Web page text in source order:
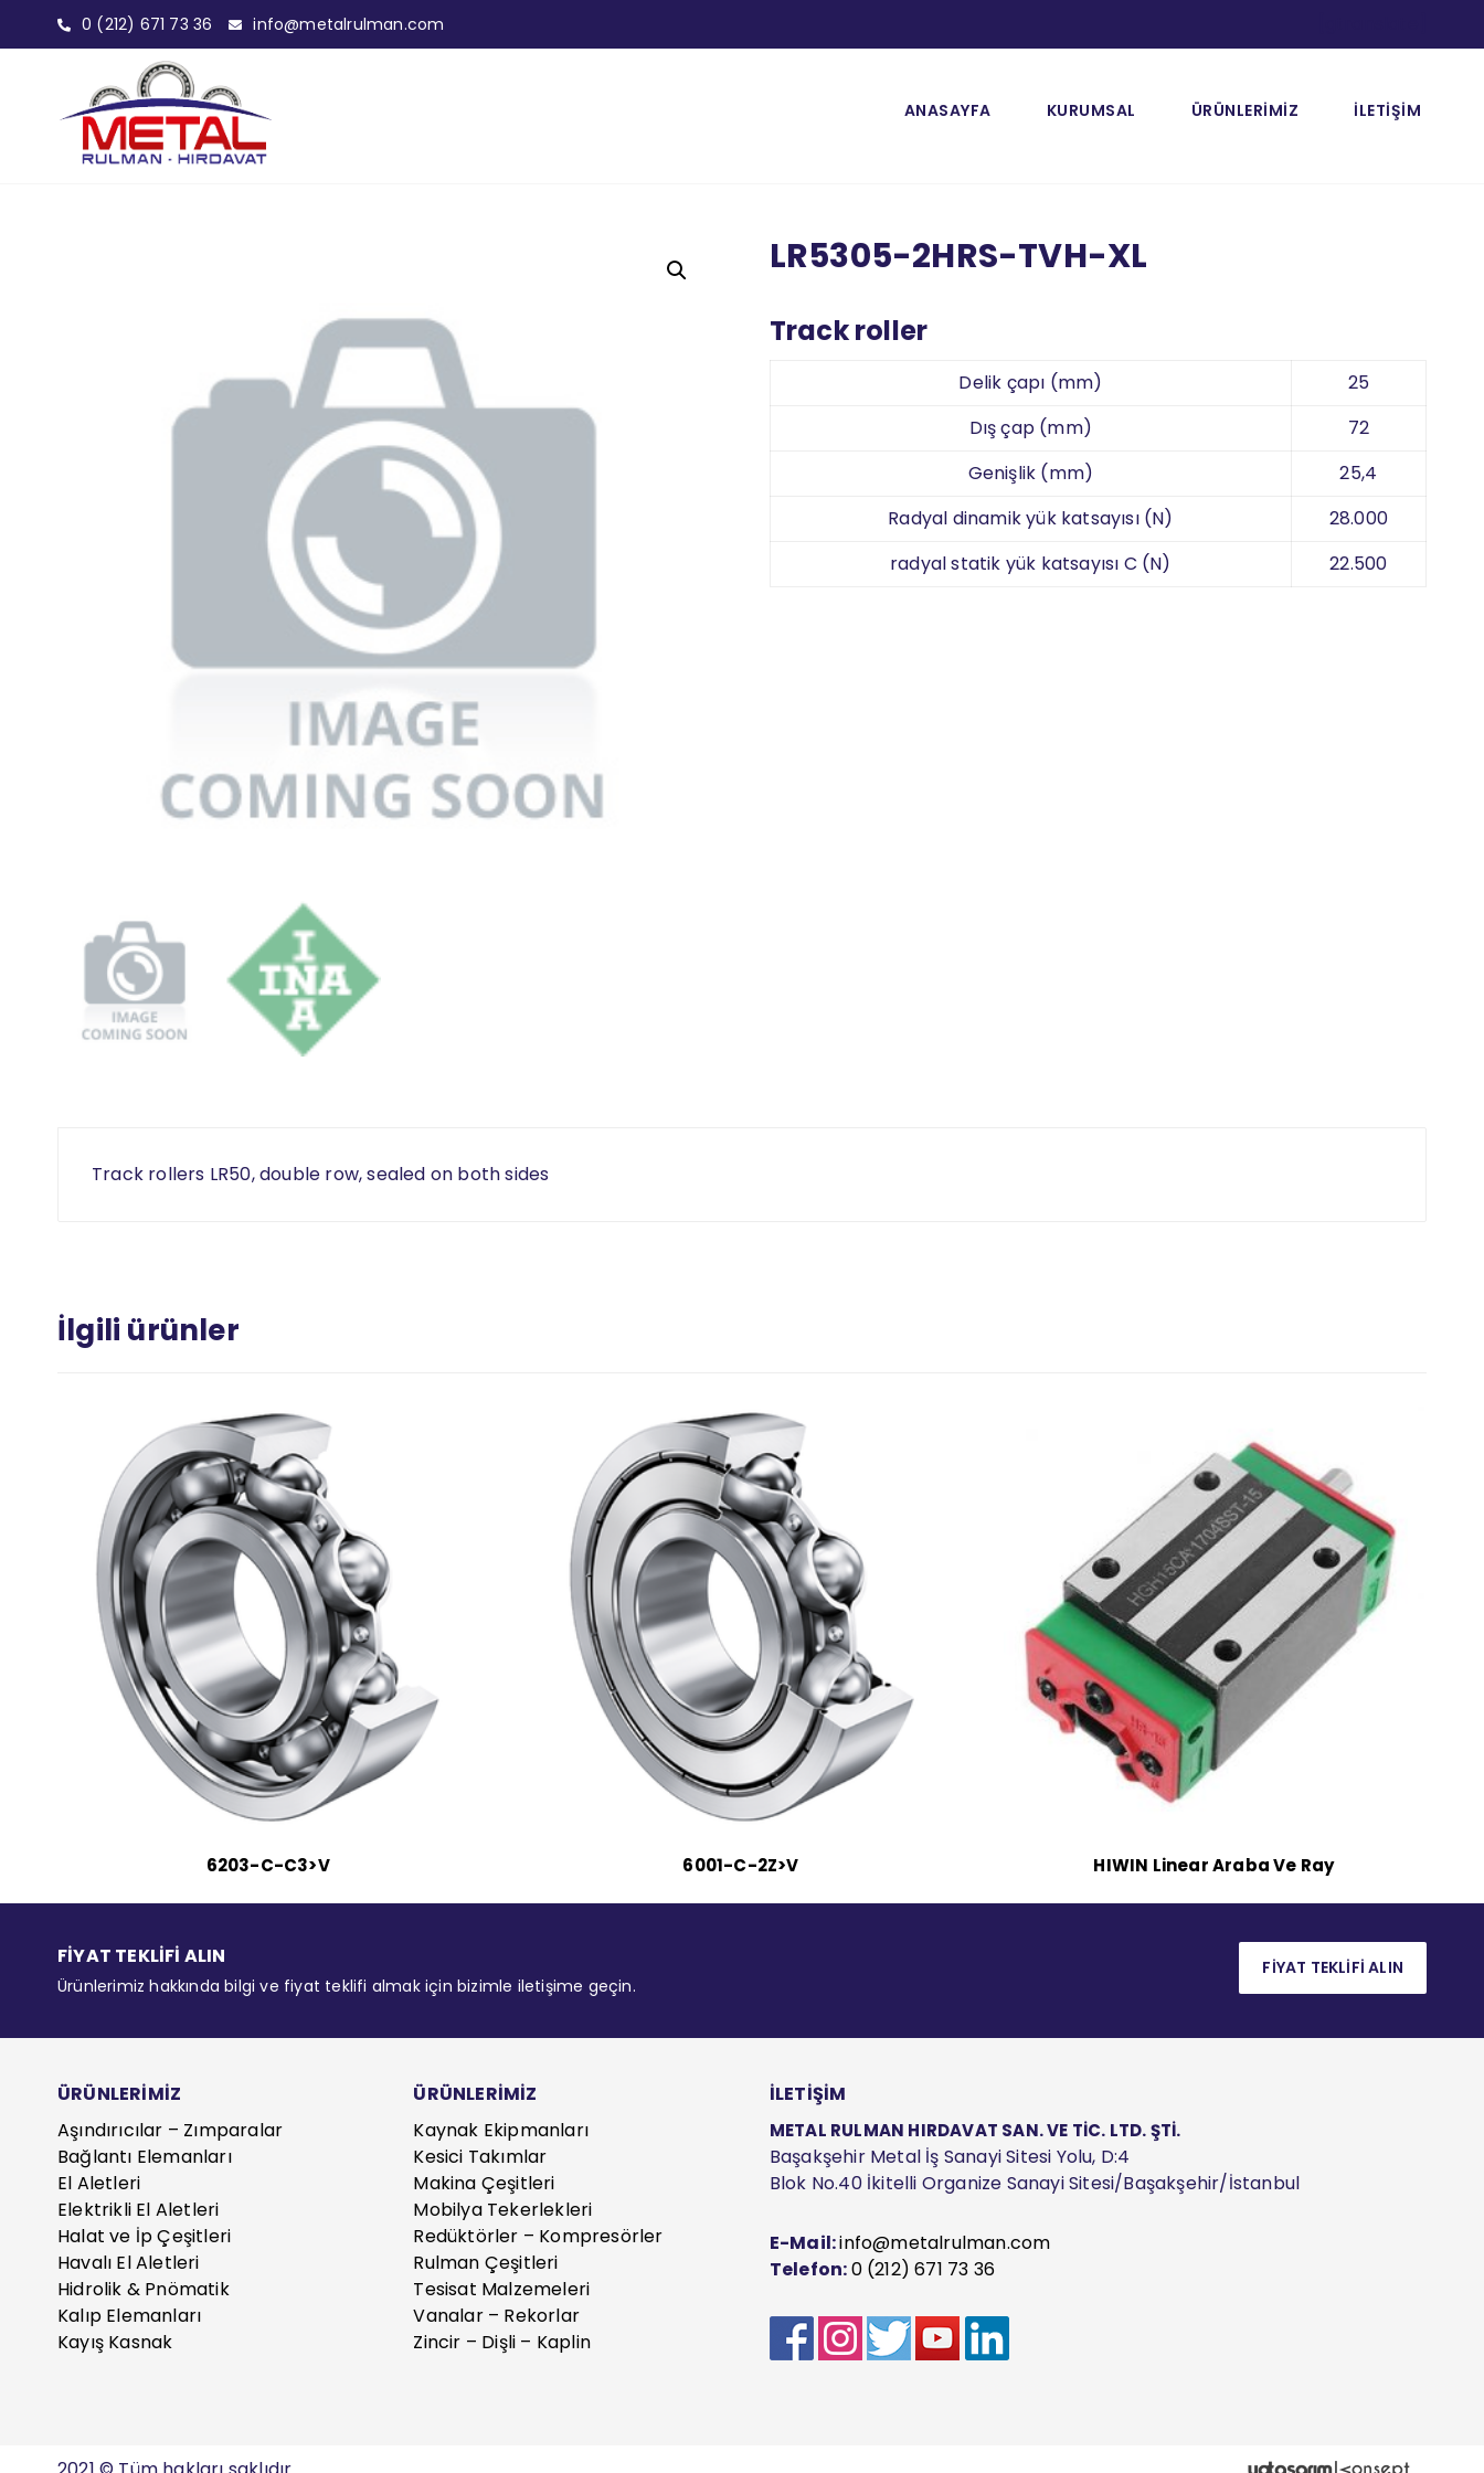
0 (212) 671 73 36 info@metalrulman.com
ANASAYFA KURUMSAL ÜRÜNLERİMİZ İLETİŞİM
LR5305-2HRS-TVH-XL
Track roller
Delik çapı (mm)
25
Dış çap (mm)
72
Genişlik (mm)
25,4
Radyal dinamik yük katsayısı (N)
28.000
radyal statik yük katsayısı C (N)
22.500
Track rollers LR50, double row, sealed on both sides
İlgili ürünler
6203-C-C3>V 6001-C-2Z>V HIWIN Linear Araba Ve Ray
FİYAT TEKLİFİ ALIN
Ürünlerimiz hakkında bilgi ve fiyat teklifi almak için bizimle iletişime geçin.
FİYAT TEKLİFİ ALIN
ÜRÜNLERİMİZ
Aşındırıcılar – Zımparalar
Bağlantı Elemanları
El Aletleri
Elektrikli El Aletleri
Halat ve İp Çeşitleri
Havalı El Aletleri
Hidrolik & Pnömatik
Kalıp Elemanları
Kayış Kasnak
ÜRÜNLERİMİZ
Kaynak Ekipmanları
Kesici Takımlar
Makina Çeşitleri
Mobilya Tekerlekleri
Redüktörler – Kompresörler
Rulman Çeşitleri
Tesisat Malzemeleri
Vanalar – Rekorlar
Zincir – Dişli – Kaplin
İLETİŞİM
METAL RULMAN HIRDAVAT SAN. VE TİC. LTD. ŞTİ.
Başakşehir Metal İş Sanayi Sitesi Yolu, D:4
Blok No.40 İkitelli Organize Sanayi Sitesi/Başakşehir/İstanbul
E-Mail:info@metalrulman.com
Telefon:0 (212) 671 73 36